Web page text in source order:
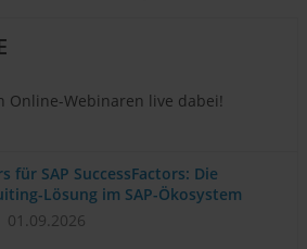
Online-Webinaren live dabei!
für SAP SuccessFactors: Die
Lösung im SAP-Ökosystem